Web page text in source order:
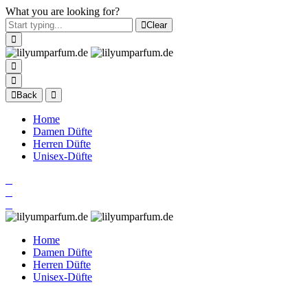
What you are looking for?
Clear
Back
Home
Damen Düfte
Herren Düfte
Unisex-Düfte
Home
Damen Düfte
Herren Düfte
Unisex-Düfte